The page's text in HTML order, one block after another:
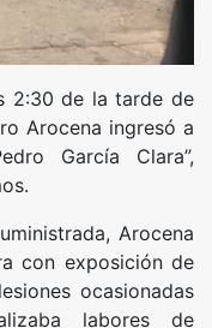
2:30 de la tarde de
Arocena ingresó a
García Clara”,
Arocena
con exposición de
ocasionadas
labores de